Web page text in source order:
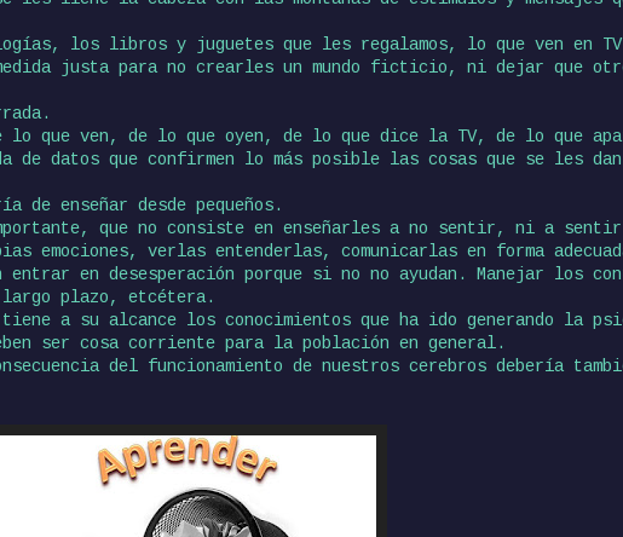
los libros y juguetes que les regalamos, lo que ven en
justa para no crearles un mundo ficticio, ni dejar que
lo que ven, de lo que oyen, de lo que dice la TV, de lo que
datos que confirmen lo más posible las cosas que se les dan
de enseñar desde pequeños.
que no consiste en enseñarles a no sentir, ni a
emociones, verlas entenderlas, comunicarlas en forma
en desesperación porque si no no ayudan. Manejar los
plazo, etcétera.
tiene a su alcance los conocimientos que ha ido generando la
ser cosa corriente para la población en general.
del funcionamiento de nuestros cerebros debería